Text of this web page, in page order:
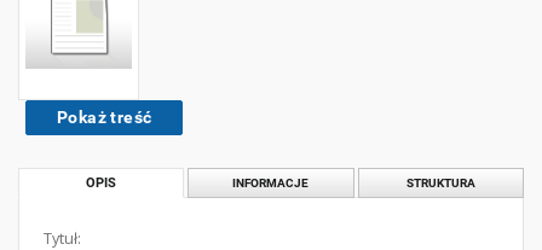
Pokaż treść
OPIS INFORMACJE STRUKTURA
Tytuł: